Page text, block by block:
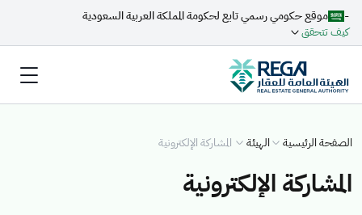
-
موقع حكومي رسمي تابع لحكومة المملكة العربية السعودية
كيف تتحقق
الصفحة الرئيسية الهيئة المشاركة الإلكترونية
المشاركة الإلكترونية